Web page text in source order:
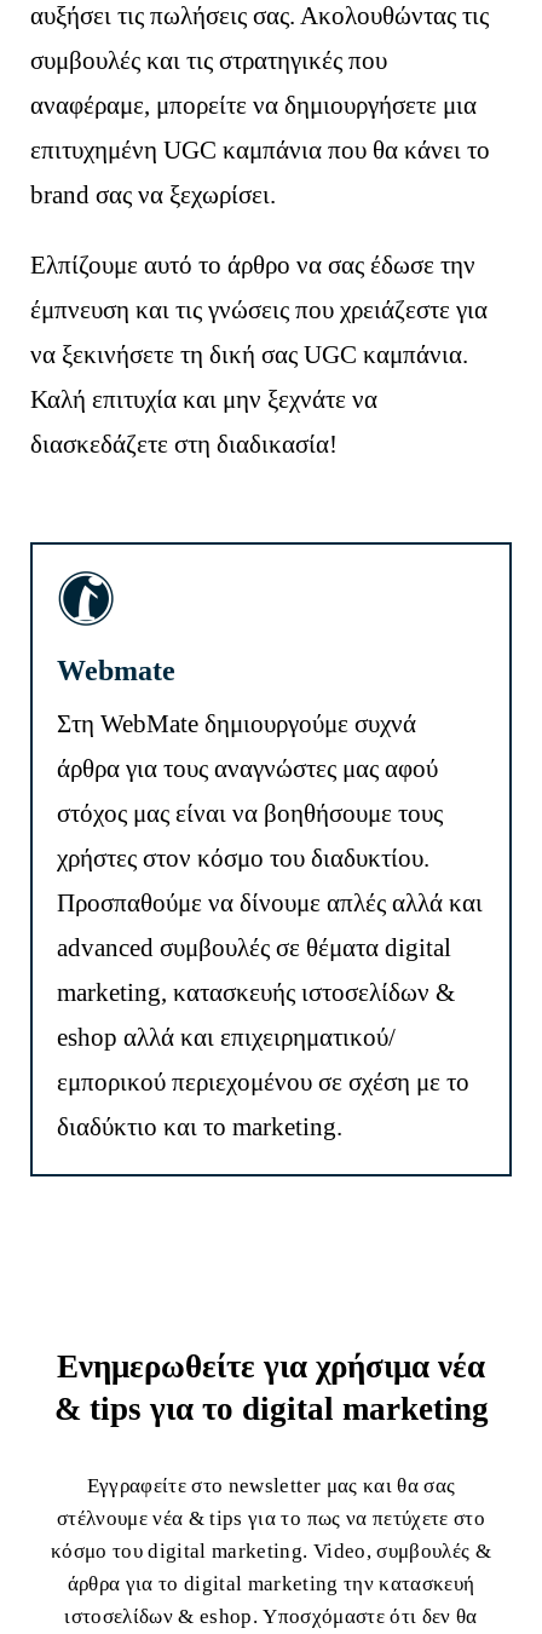
αυξήσει τις πωλήσεις σας. Ακολουθώντας τις
συμβουλές και τις στρατηγικές που
αναφέραμε, μπορείτε να δημιουργήσετε μια
επιτυχημένη UGC καμπάνια που θα κάνει το
brand σας να ξεχωρίσει.
Ελπίζουμε αυτό το άρθρο να σας έδωσε την
έμπνευση και τις γνώσεις που χρειάζεστε για
να ξεκινήσετε τη δική σας UGC καμπάνια.
Καλή επιτυχία και μην ξεχνάτε να
διασκεδάζετε στη διαδικασία!
Webmate
Στη WebMate δημιουργούμε συχνά
άρθρα για τους αναγνώστες μας αφού
στόχος μας είναι να βοηθήσουμε τους
χρήστες στον κόσμο του διαδυκτίου.
Προσπαθούμε να δίνουμε απλές αλλά και
advanced συμβουλές σε θέματα digital
marketing, κατασκευής ιστοσελίδων &
eshop αλλά και επιχειρηματικού/
εμπορικού περιεχομένου σε σχέση με το
διαδύκτιο και το marketing.
Ενημερωθείτε για χρήσιμα νέα
& tips για το digital marketing
Εγγραφείτε στο newsletter μας και θα σας
στέλνουμε νέα & tips για το πως να πετύχετε στο
κόσμο του digital marketing. Video, συμβουλές &
άρθρα για το digital marketing την κατασκευή
ιστοσελίδων & eshop. Υποσχόμαστε ότι δεν θα